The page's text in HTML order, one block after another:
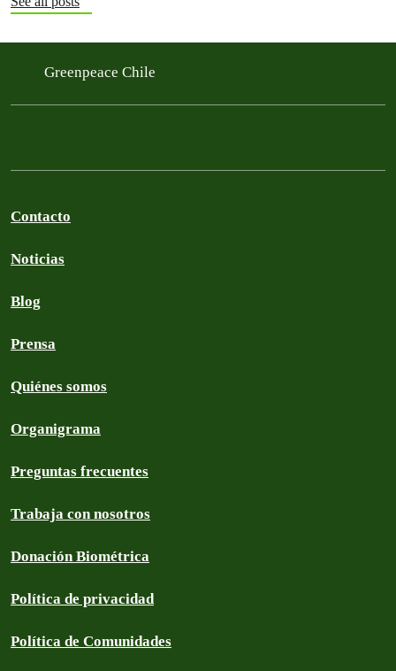
Greenpeace Chile
Contacto
Noticias
Blog
Prensa
Quiénes somos
Organigrama
Preguntas frecuentes
Trabaja con nosotros
Donación Biométrica
Política de privacidad
Política de Comunidades